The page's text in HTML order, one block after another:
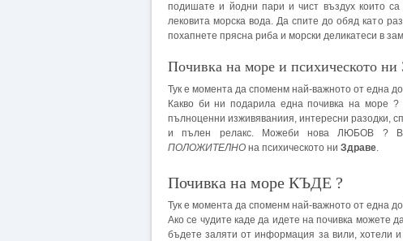
подишате и йодни пари и чист въздух които
лековита морска вода. Да спите до обяд като
похапнете прясна риба и морски деликатеси в
Почивка на море и психическото ни
Тук е момента да споменм най-важното от една
Какво би ни подарила една почивка на море
пълноценни изживяваниия, интересни разодки,
и пълен релакс. Можеби нова ЛЮБОВ ?
ПОЛОЖИТЕЛНО на психическото ни Здраве.
Почивка на море КЪДЕ ?
Тук е момента да споменм най-важното от една
Ако се чудите каде да идете на почивка можете
бъдете заляти от информация за вили, хотели